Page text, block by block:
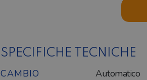
SPECIFICHE TECNICHE
CAMBIO
Automatico